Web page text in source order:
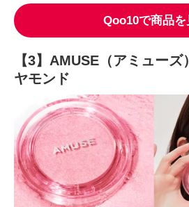
Qoo10で商品を
【3】AMUSE（アミュー
ヤモンド